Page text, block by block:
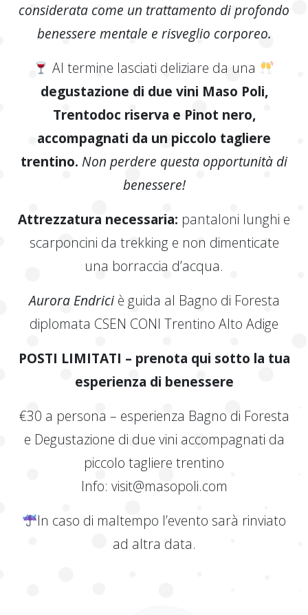
considerata come un trattamento di profondo
benessere mentale e risveglio corporeo.
Al termine lasciati deliziare da una
degustazione di due vini Maso Poli,
Trentodoc riserva e Pinot nero,
accompagnati da un piccolo tagliere
trentino. Non perdere questa opportunità di
benessere!
Attrezzatura necessaria: pantaloni lunghi e
scarponcini da trekking e non dimenticate
una borraccia d’acqua.
Aurora Endriciè guida al Bagno di Foresta
diplomata CSEN CONI Trentino Alto Adige
POSTI LIMITATI – prenota qui sotto la tua
esperienza di benessere
€30 a persona – esperienza Bagno di Foresta
e Degustazione di due vini accompagnati da
piccolo tagliere trentino
Info: visit@masopoli.com
In caso di maltempo l’evento sarà rinviato
ad altra data.